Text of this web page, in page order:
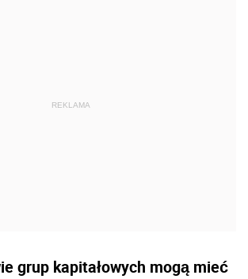
grup kapitałowych mogą mieć